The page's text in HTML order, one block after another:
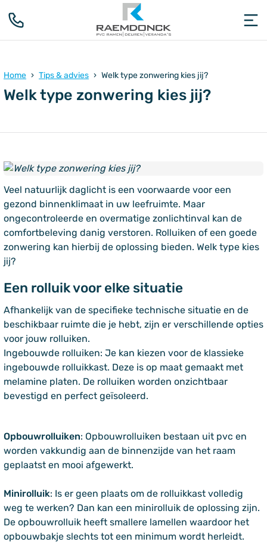
Home Tips & advies Welk type zonwering kies jij?
Welk type zonwering kies jij?
Veel natuurlijk daglicht is een voorwaarde voor een
gezond binnenklimaat in uw leefruimte. Maar
ongecontroleerde en overmatige zonlichtinval kan de
comfortbeleving danig verstoren. Rolluiken of een goede
zonwering kan hierbij de oplossing bieden. Welk type kies
jij?
Een rolluik voor elke situatie
Afhankelijk van de specifieke technische situatie en de
beschikbaar ruimte die je hebt, zijn er verschillende opties
voor jouw rolluiken.
Ingebouwde rolluiken: Je kan kiezen voor de klassieke
ingebouwde rolluikkast. Deze is op maat gemaakt met
melamine platen. De rolluiken worden onzichtbaar
bevestigd en perfect geïsoleerd.
Opbouwrolluiken: Opbouwrolluiken bestaan uit pvc en
worden vakkundig aan de binnenzijde van het raam
geplaatst en mooi afgewerkt.
Minirolluik: Is er geen plaats om de rolluikkast volledig
weg te werken? Dan kan een minirolluik de oplossing zijn.
De opbouwrolluik heeft smallere lamellen waardoor het
opbouwbakje slechts tot een minimum wordt herleidt.